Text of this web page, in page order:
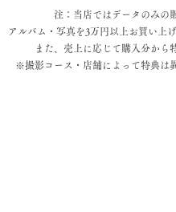
注：当店ではデータのみの
アルバム・写真を3万円以上お買い上
また、売上に応じて購入分から
​※撮影コース・店舗によって特典は